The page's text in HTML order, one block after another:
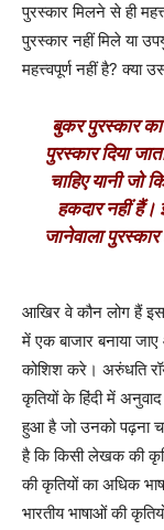
पुरस्कार मिलने से ही
पुरस्कार नहीं मिले या
महत्त्वपूर्ण नहीं है? क्या
बुकर पुरस्कार
पुरस्कार दिया
चाहिए यानी जो
हकदार नहीं हैं।
जानेवाला
आखिर वे कौन लोग हैं
में एक बाजार बनाया
कोशिश करे। अरुंधति
कृतियों के हिंदी में
हुआ है जो उनको पढ़ना
है कि किसी लेखक की
की कृतियों का अधिक
भारतीय भाषाओं की